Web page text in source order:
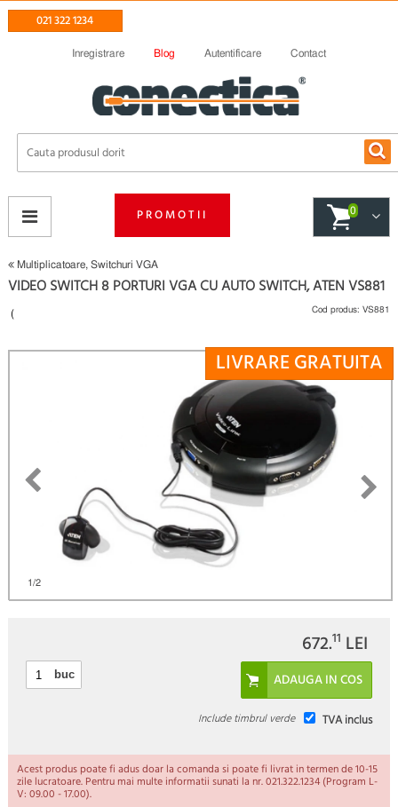
021 322 1234
Inregistrare Blog Autentificare Contact
PROMOTII 0
Multiplicatoare, Switchuri VGA
1/2
LIVRARE GRATUITA
VIDEO SWITCH 8 PORTURI VGA CU AUTO SWITCH, ATEN VS881
(
Cod produs: VS881
672.11 LEI
buc
TVA inclus
Include timbrul verde
Acest produs poate fi adus doar la comanda si poate fi livrat in termen de 10-15
zile lucratoare. Pentru mai multe informatii sunati la nr. 021.322.1234 (Program L-
V: 09.00 - 17.00).